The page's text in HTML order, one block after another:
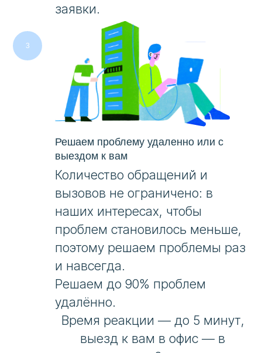
заявки.
Решаем проблему удаленно или с
выездом к вам
Количество обращений и
вызовов не ограничено: в
наших интересах, чтобы
проблем становилось меньше,
поэтому решаем проблемы раз
и навсегда.
Решаем до 90% проблем
удалённо.
Время реакции — до 5 минут,
выезд к вам в офис — в